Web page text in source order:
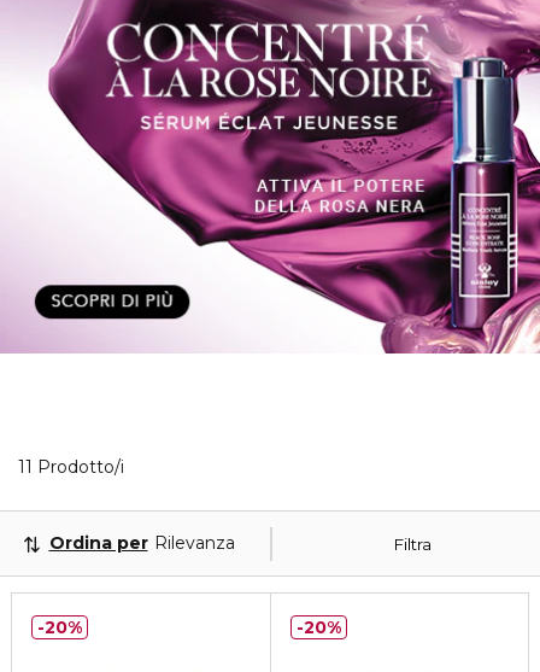
11 Prodotto/i
Filtra
Ordina per Rilevanza
20% 20%